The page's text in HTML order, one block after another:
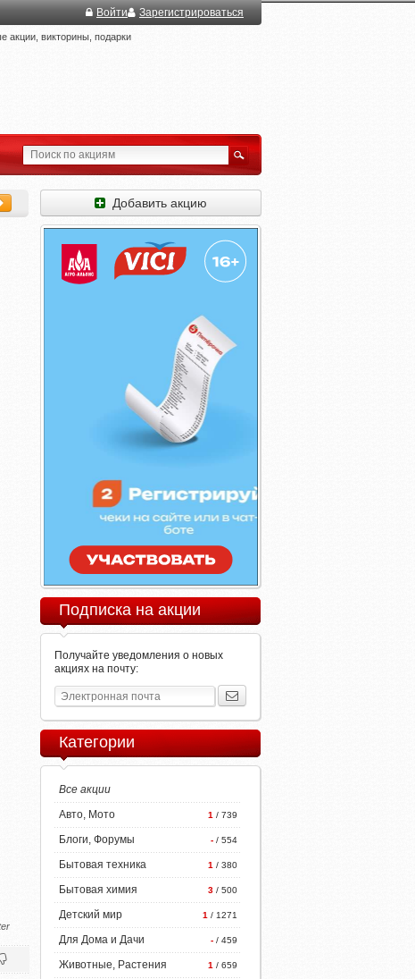
Войти Зарегистрироваться
акции, викторины, подарки
Добавить акцию
Подписка на акции
Получайте уведомления о новых
акциях на почту:
Категории
Все акции
1 / 739
Авто, Мото
- / 554
Блоги, Форумы
1 / 380
Бытовая техника
3 / 500
Бытовая химия
1 / 1271
Детский мир
- / 459
Для Дома и Дачи
1 / 659
Животные, Растения